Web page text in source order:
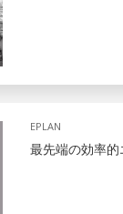
EPLAN
最先端の効率